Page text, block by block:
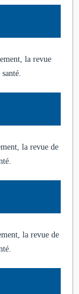
la revue
la revue de
la revue de